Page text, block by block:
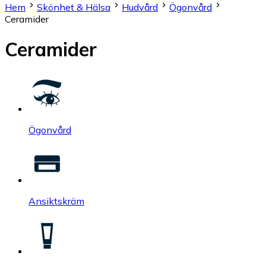
Hem
Skönhet & Hälsa Hudvård
Ögonvård
Ceramider
Ceramider
Ögonvård
Ansiktskräm